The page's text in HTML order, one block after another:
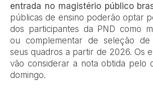
entrada no magistério público
públicas de ensino poderão optar
dos participantes da PND como
ou complementar de seleção
seus quadros a partir de 2026. Os
vão considerar a nota obtida pelo
domingo.